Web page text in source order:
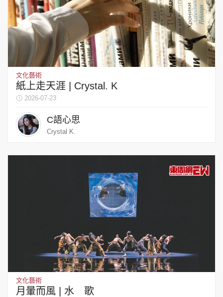
文化藝術
紙上走天涯 | Crystal. K
2026-07-23
C語心思
Crystal K.
文化藝術
月暈而風 | 水 歌